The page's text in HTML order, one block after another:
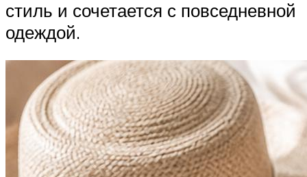
стиль и сочетается с повседневной
одеждой.